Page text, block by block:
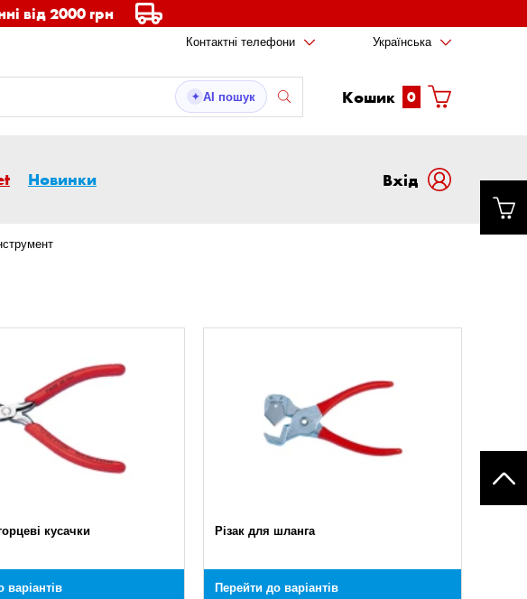
від 2000 грн
Контактні телефони Українська
✦ AI пошук Кошик 0
Новинки Вxід
кусачки
варіантів
Різак для шланга
Перейти до варіантів